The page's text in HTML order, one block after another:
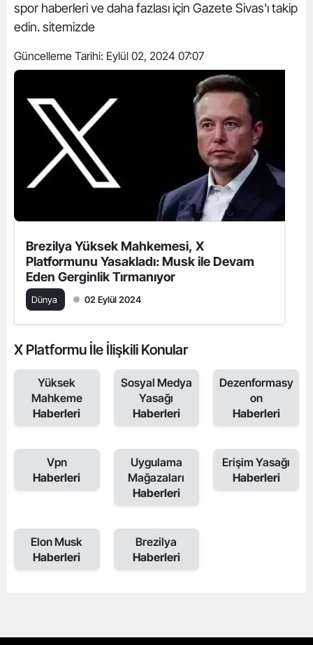
spor haberleri ve daha fazlası için Gazete Sivas'ı takip
edin. sitemizde
Güncelleme Tarihi: Eylül 02, 2024 07:07
Brezilya Yüksek Mahkemesi, X
Platformunu Yasakladı: Musk ile Devam
Eden Gerginlik Tırmanıyor
Dünya 02 Eylül 2024
X Platformu İle İlişkili Konular
Yüksek
Mahkeme
Haberleri
Sosyal Medya
Yasağı
Haberleri
Dezenformasy
on
Haberleri
Vpn
Haberleri
Uygulama
Mağazaları
Haberleri
Erişim Yasağı
Haberleri
Elon Musk
Haberleri
Brezilya
Haberleri